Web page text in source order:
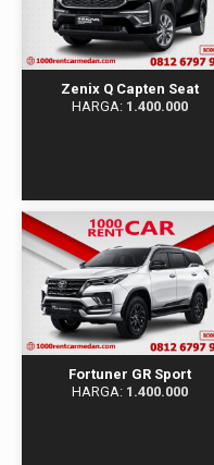
Zenix Q Capten Seat
HARGA: 1.400.000
Fortuner GR Sport
HARGA: 1.400.000